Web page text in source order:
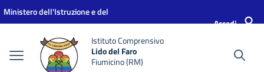
Vai ai contenuti
Vai al menu di navigazione
Vai al footer
Ministero dell'Istruzione e del
Accedi
Istituto Comprensivo
Lido del Faro
Fiumicino (RM)